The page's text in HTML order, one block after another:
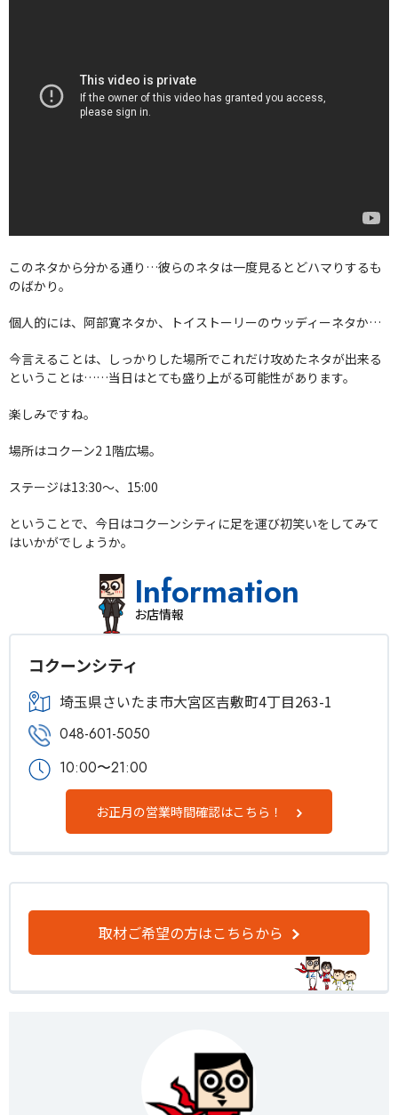
このネタから分かる通り…彼らのネタは一度見るとどハマりするも
のばかり。
個人的には、阿部寛ネタか、トイストーリーのウッディーネタか…
今言えることは、しっかりした場所でこれだけ攻めたネタが出来る
ということは……当日はとても盛り上がる可能性があります。
楽しみですね。
場所はコクーン2 1階広場。
ステージは13:30〜、15:00
ということで、今日はコクーンシティに足を運び初笑いをしてみて
はいかがでしょうか。
Information
お店情報
コクーンシティ
埼玉県さいたま市大宮区吉敷町4丁目263-1
048-601-5050
10:00〜21:00
お正月の営業時間確認はこちら！
取材ご希望の方はこちらから